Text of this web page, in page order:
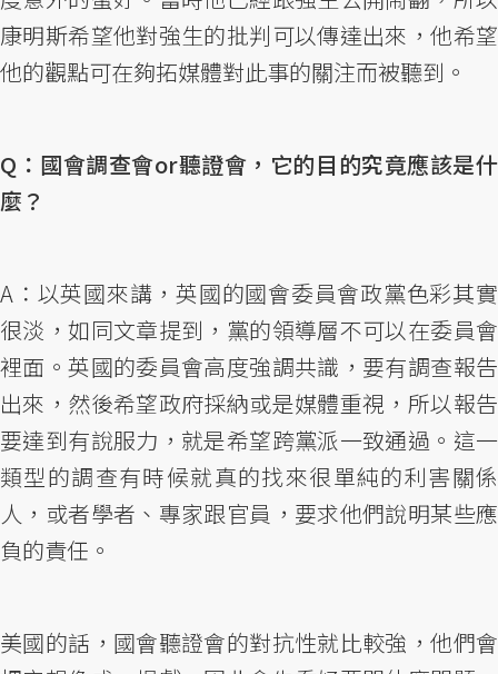
康明斯希望他對強生的批判可以傳達出來，他希望
他的觀點可在夠拓媒體對此事的關注而被聽到。
Q：國會調查會or聽證會，它的目的究竟應該是什
麼？
A：以英國來講，英國的國會委員會政黨色彩其實
很淡，如同文章提到，黨的領導層不可以在委員會
裡面。英國的委員會高度強調共識，要有調查報告
出來，然後希望政府採納或是媒體重視，所以報告
要達到有說服力，就是希望跨黨派一致通過。這一
類型的調查有時候就真的找來很單純的利害關係
人，或者學者、專家跟官員，要求他們說明某些應
負的責任。
美國的話，國會聽證會的對抗性就比較強，他們會